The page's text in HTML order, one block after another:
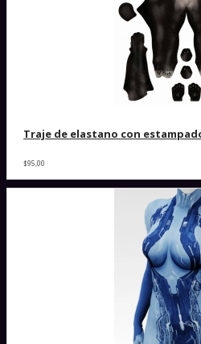
Traje de elastano con
$95,00